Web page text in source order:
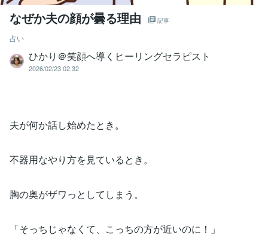
なぜか夫の顔が曇る理由 記事
占い
ひかり＠笑顔へ導くヒーリングセラピスト
2026/02/23 02:32
夫が何か話し始めたとき。
不器用なやり方を見ているとき。
胸の奥がザワっとしてしまう。
「そっちじゃなくて、こっちの方が近いのに！」